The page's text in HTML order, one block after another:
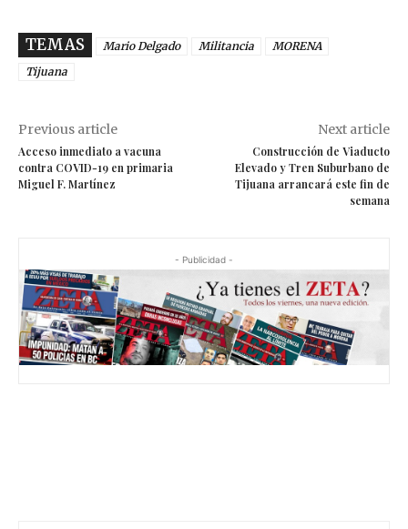
TEMAS Mario Delgado Militancia
MORENA
Tijuana
Previous article
Acceso inmediato a vacuna
contra COVID-19 en primaria
Miguel F. Martínez
Next article
Construcción de Viaducto
Elevado y Tren Suburbano de
Tijuana arrancará este fin de
semana
- Publicidad -